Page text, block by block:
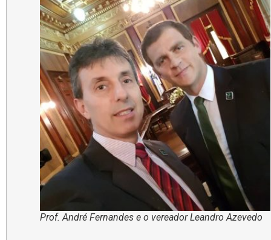
Prof. André Fernandes e o vereador Leandro Azevedo